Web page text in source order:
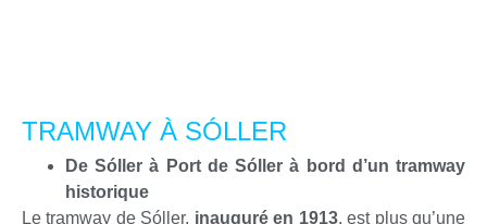
TRAMWAY À SÓLLER
De Sóller à Port de Sóller à bord d’un tramway
historique
Le tramway de Sóller, inauguré en 1913, est plus qu’une